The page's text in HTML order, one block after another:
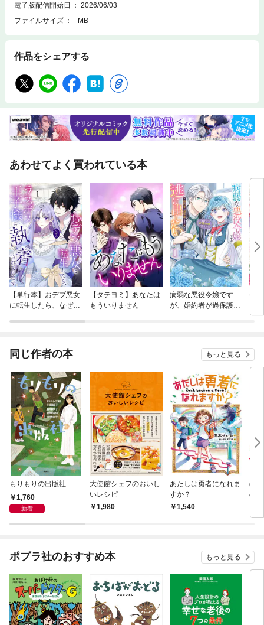
電子版配信開始日
2026/06/03
ファイルサイズ
- MB
作品をシェアする
あわせてよく買われている本
【単行本】おデブ悪女
に転生したら、なぜか
【タテヨミ】あなたは
もういりません
病弱な悪役令嬢です
が、婚約者が過保護す
公
同じ作者の本 もっと見る
もりもりの出版社
1,760
新着
大使館シェフのおいし
いレシピ
1,980
あたしは勇者になれま
すか？
1,540
ぼ
の
ポプラ社のおすすめ本 もっと見る